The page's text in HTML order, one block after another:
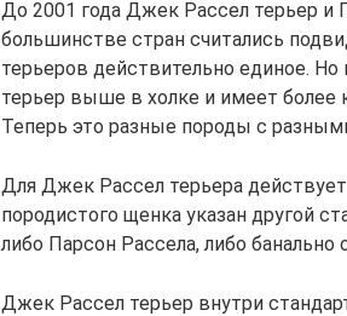
До 2001 года Джек Рассел терьер и
большинстве стран считались
терьеров действительно единое.
терьер выше в холке и имеет более
Теперь это разные породы с
Для Джек Рассел терьера
породистого щенка указан другой
либо Парсон Рассела, либо
Джек Рассел терьер внутри